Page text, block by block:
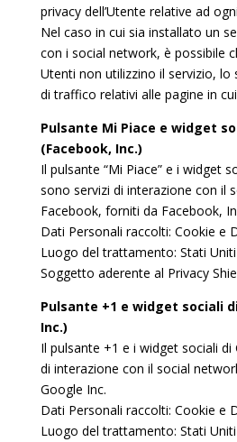
privacy dell’Utente relative ad
Nel caso in cui sia installato un
con i social network, è possibile
Utenti non utilizzino il servizio, lo
di traffico relativi alle pagine in
Pulsante Mi Piace e widget
(Facebook, Inc.)
Il pulsante “Mi Piace” e i widget
sono servizi di interazione con il
Facebook, forniti da Facebook,
Dati Personali raccolti: Cookie e
Luogo del trattamento: Stati
Soggetto aderente al Privacy
Pulsante +1 e widget sociali
Inc.)
Il pulsante +1 e i widget sociali
di interazione con il social
Google Inc.
Dati Personali raccolti: Cookie e
Luogo del trattamento: Stati